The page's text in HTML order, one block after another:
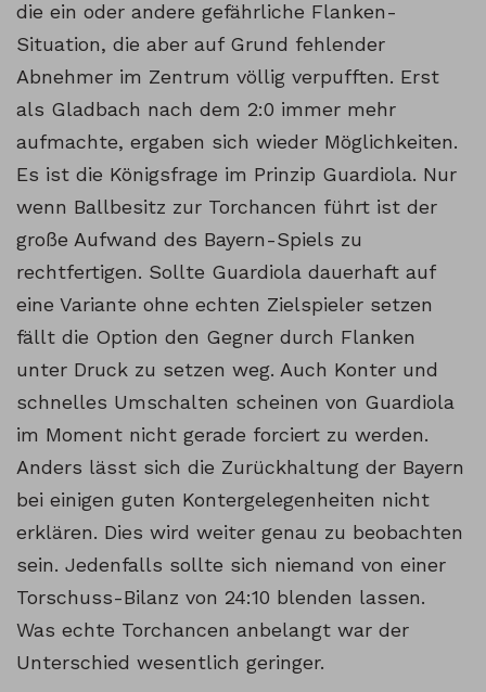
die ein oder andere gefährliche Flanken-
Situation, die aber auf Grund fehlender
Abnehmer im Zentrum völlig verpufften. Erst
als Gladbach nach dem 2:0 immer mehr
aufmachte, ergaben sich wieder Möglichkeiten.
Es ist die Königsfrage im Prinzip Guardiola. Nur
wenn Ballbesitz zur Torchancen führt ist der
große Aufwand des Bayern-Spiels zu
rechtfertigen. Sollte Guardiola dauerhaft auf
eine Variante ohne echten Zielspieler setzen
fällt die Option den Gegner durch Flanken
unter Druck zu setzen weg. Auch Konter und
schnelles Umschalten scheinen von Guardiola
im Moment nicht gerade forciert zu werden.
Anders lässt sich die Zurückhaltung der Bayern
bei einigen guten Kontergelegenheiten nicht
erklären. Dies wird weiter genau zu beobachten
sein. Jedenfalls sollte sich niemand von einer
Torschuss-Bilanz von 24:10 blenden lassen.
Was echte Torchancen anbelangt war der
Unterschied wesentlich geringer.